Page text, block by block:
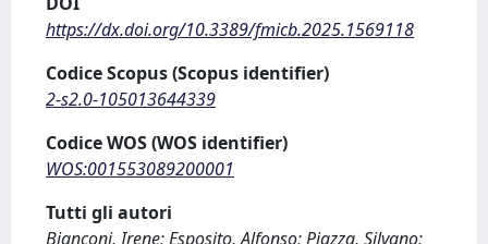
https://dx.doi.org/10.3389/fmicb.2025.1569118
Codice Scopus (Scopus identifier)
2-s2.0-105013644339
Codice WOS (WOS identifier)
WOS:001553089200001
Tutti gli autori
Bianconi, Irene; Esposito, Alfonso; Piazza, Silvano;